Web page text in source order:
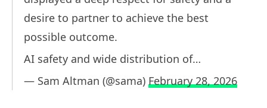
desire to partner to achieve the best
possible outcome.
AI safety and wide distribution of…
— Sam Altman (@sama) February 28, 2026